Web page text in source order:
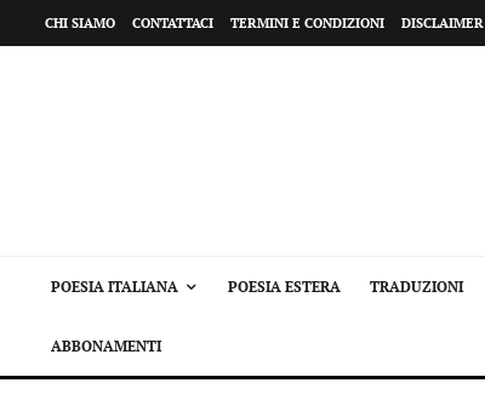
CHI SIAMO CONTATTACI TERMINI E CONDIZIONI DISCLAIMER
POESIA ITALIANA POESIA ESTERA TRADUZIONI
ABBONAMENTI